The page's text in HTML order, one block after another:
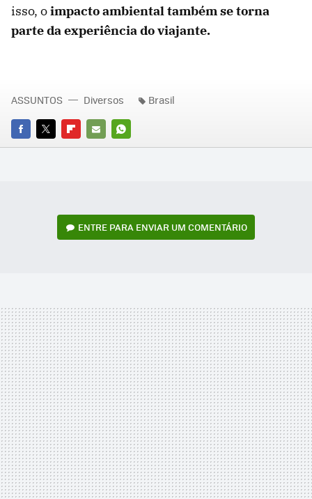
isso, oimpacto ambiental também se torna
parte da experiência do viajante.
FACEBOOK
TWITTERFLIPBOARD
E-
WHATSAPP
ASSUNTOS Diversos Brasil
ENTRE PARA ENVIAR UM COMENTÁRIO